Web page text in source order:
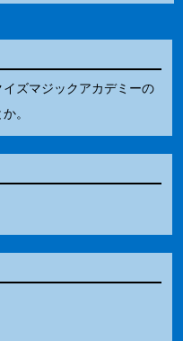
ズマジックアカデミーの
。